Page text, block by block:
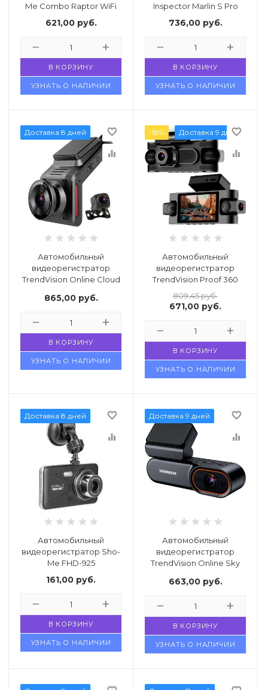
Me Combo Raptor WiFi
621,00 руб.
В КОРЗИНУ
УЗНАТЬ О НАЛИЧИИ
Inspector Marlin S Pro
736,00 руб.
В КОРЗИНУ
УЗНАТЬ О НАЛИЧИИ
Доставка 8 дней
favorite_border
equalizer
Автомобильный
видеорегистратор
TrendVision Online Cloud
865,00 руб.
В КОРЗИНУ
УЗНАТЬ О НАЛИЧИИ
-18% Доставка 9 дней
favorite_border
equalizer
Автомобильный
видеорегистратор
TrendVision Proof 360
809,45руб.
671,00 руб.
В КОРЗИНУ
УЗНАТЬ О НАЛИЧИИ
Доставка 8 дней
favorite_border
equalizer
Автомобильный
видеорегистратор Sho-
Me FHD-925
161,00 руб.
В КОРЗИНУ
УЗНАТЬ О НАЛИЧИИ
Доставка 9 дней
favorite_border
equalizer
Автомобильный
видеорегистратор
TrendVision Online Sky
663,00 руб.
В КОРЗИНУ
УЗНАТЬ О НАЛИЧИИ